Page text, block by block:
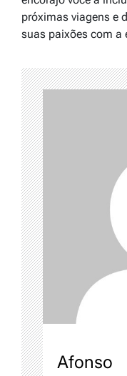
próximas viagens e
suas paixões com a
Afonso